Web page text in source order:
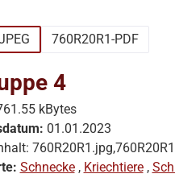
760R20R1-PDF
4
kBytes
01.01.2023
Schnecke, Kriechtiere,